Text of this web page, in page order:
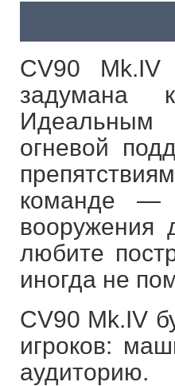
CV90
задумана
Идеальным
огневой
команде —
вооружения
любите
иногда не
CV90 Mk.IV
игроков:
аудиторию.